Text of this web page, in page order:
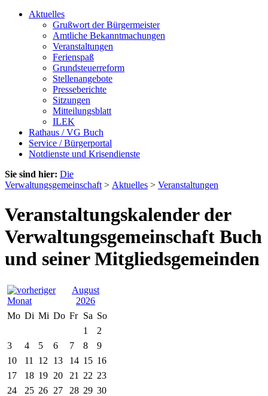
Aktuelles
Grußwort der Bürgermeister
Amtliche Bekanntmachungen
Veranstaltungen
Ferienspaß
Grundsteuerreform
Stellenangebote
Presseberichte
Sitzungen
Mitteilungsblatt
ILEK
Rathaus / VG Buch
Service / Bürgerportal
Notdienste und Krisendienste
Sie sind hier: Die
Verwaltungsgemeinschaft > Aktuelles > Veranstaltungen
Veranstaltungskalender der
Verwaltungsgemeinschaft Buch
und seiner Mitgliedsgemeinden
August
2026
Mo Di Mi Do Fr Sa So
1
2
3
4 5 6 7 8
9
10
11 12 13 14 15 16
17
18 19 20 21 22 23
24
25 26 27 28 29 30